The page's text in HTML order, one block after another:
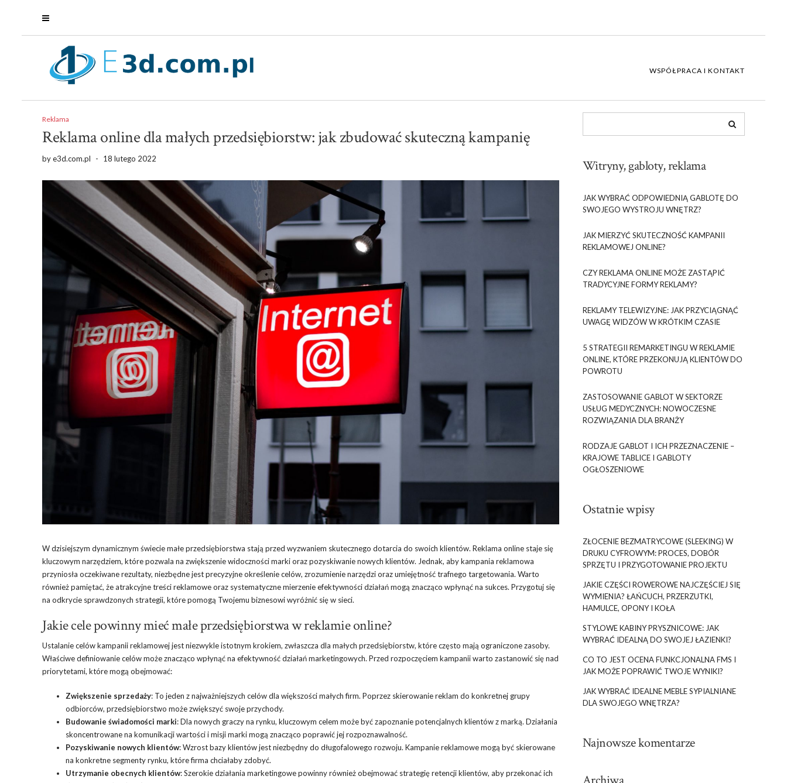
WSPÓŁPRACA I KONTAKT
Reklama
Reklama online dla małych przedsiębiorstw: jak zbudować skuteczną kampanię
bye3d.com.pl - 18 lutego 2022
W dzisiejszym dynamicznym świecie małe przedsiębiorstwa stają przed wyzwaniem skutecznego dotarcia do swoich klientów. Reklama online staje się
kluczowym narzędziem, które pozwala na zwiększenie widoczności marki oraz pozyskiwanie nowych klientów. Jednak, aby kampania reklamowa
przyniosła oczekiwane rezultaty, niezbędne jest precyzyjne określenie celów, zrozumienie narzędzi oraz umiejętność trafnego targetowania. Warto
również pamiętać, że atrakcyjne treści reklamowe oraz systematyczne mierzenie efektywności działań mogą znacząco wpłynąć na sukces. Przygotuj się
na odkrycie sprawdzonych strategii, które pomogą Twojemu biznesowi wyróżnić się w sieci.
Jakie cele powinny mieć małe przedsiębiorstwa w reklamie online?
Ustalanie celów kampanii reklamowej jest niezwykle istotnym krokiem, zwłaszcza dla małych przedsiębiorstw, które często mają ograniczone zasoby.
Właściwe definiowanie celów może znacząco wpłynąć na efektywność działań marketingowych. Przed rozpoczęciem kampanii warto zastanowić się nad
priorytetami, które mogą obejmować:
Zwiększenie sprzedaży: To jeden z najważniejszych celów dla większości małych firm. Poprzez skierowanie reklam do konkretnej grupy
odbiorców, przedsiębiorstwo może zwiększyć swoje przychody.
Budowanie świadomości marki: Dla nowych graczy na rynku, kluczowym celem może być zapoznanie potencjalnych klientów z marką. Działania
skoncentrowane na komunikacji wartości i misji marki mogą znacząco poprawić jej rozpoznawalność.
Pozyskiwanie nowych klientów: Wzrost bazy klientów jest niezbędny do długofalowego rozwoju. Kampanie reklamowe mogą być skierowane
na konkretne segmenty rynku, które firma chciałaby zdobyć.
Utrzymanie obecnych klientów: Szerokie działania marketingowe powinny również obejmować strategię retencji klientów, aby przekonać ich
Witryny, gabloty, reklama
JAK WYBRAĆ ODPOWIEDNIĄ GABLOTĘ DO
SWOJEGO WYSTROJU WNĘTRZ?
JAK MIERZYĆ SKUTECZNOŚĆ KAMPANII
REKLAMOWEJ ONLINE?
CZY REKLAMA ONLINE MOŻE ZASTĄPIĆ
TRADYCYJNE FORMY REKLAMY?
REKLAMY TELEWIZYJNE: JAK PRZYCIĄGNĄĆ
UWAGĘ WIDZÓW W KRÓTKIM CZASIE
5 STRATEGII REMARKETINGU W REKLAMIE
ONLINE, KTÓRE PRZEKONUJĄ KLIENTÓW DO
POWROTU
ZASTOSOWANIE GABLOT W SEKTORZE
USŁUG MEDYCZNYCH: NOWOCZESNE
ROZWIĄZANIA DLA BRANŻY
RODZAJE GABLOT I ICH PRZEZNACZENIE –
KRAJOWE TABLICE I GABLOTY
OGŁOSZENIOWE
Ostatnie wpisy
ZŁOCENIE BEZMATRYCOWE (SLEEKING) W
DRUKU CYFROWYM: PROCES, DOBÓR
SPRZĘTU I PRZYGOTOWANIE PROJEKTU
JAKIE CZĘŚCI ROWEROWE NAJCZĘŚCIEJ SIĘ
WYMIENIA? ŁAŃCUCH, PRZERZUTKI,
HAMULCE, OPONY I KOŁA
STYLOWE KABINY PRYSZNICOWE: JAK
WYBRAĆ IDEALNĄ DO SWOJEJ ŁAZIENKI?
CO TO JEST OCENA FUNKCJONALNA FMS I
JAK MOŻE POPRAWIĆ TWOJE WYNIKI?
JAK WYBRAĆ IDEALNE MEBLE SYPIALNIANE
DLA SWOJEGO WNĘTRZA?
Najnowsze komentarze